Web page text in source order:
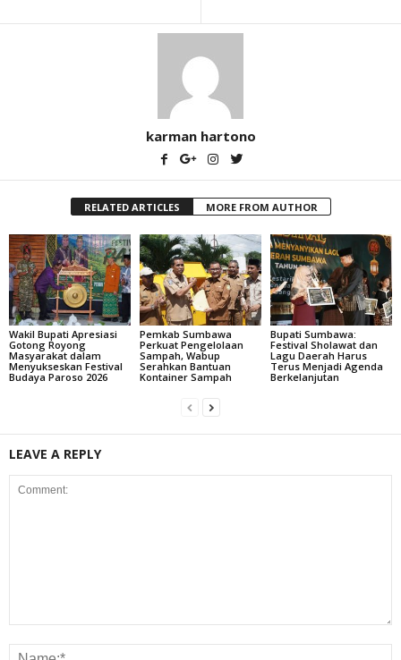
karman hartono
RELATED ARTICLES MORE FROM AUTHOR
Wakil Bupati Apresiasi
Gotong Royong
Masyarakat dalam
Menyukseskan Festival
Budaya Paroso 2026
Pemkab Sumbawa
Perkuat Pengelolaan
Sampah, Wabup
Serahkan Bantuan
Kontainer Sampah
Bupati Sumbawa:
Festival Sholawat dan
Lagu Daerah Harus
Terus Menjadi Agenda
Berkelanjutan
LEAVE A REPLY